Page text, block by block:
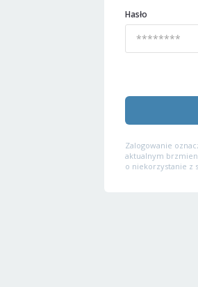
Hasło
Zalogowanie
aktualnym
o niekorzystanie z